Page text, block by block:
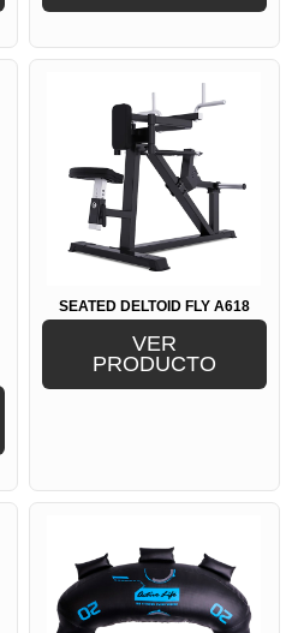
SEATED DELTOID FLY A618
VER
PRODUCTO